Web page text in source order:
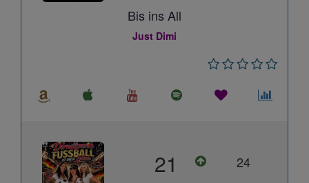
Bis ins All
Just Dimi
21 24